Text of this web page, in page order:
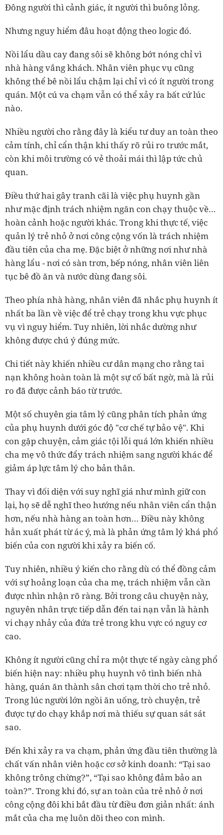
Đông người thì cảnh giác, ít người thì buông lỏng.
Nhưng nguy hiểm đâu hoạt động theo logic đó.
Nồi lẩu dầu cay đang sôi sẽ không bớt nóng chỉ vì
nhà hàng vắng khách. Nhân viên phục vụ cũng
không thể bê nồi lẩu chậm lại chỉ vì có ít người trong
quán. Một cú va chạm vẫn có thể xảy ra bất cứ lúc
nào.
Nhiều người cho rằng đây là kiểu tư duy an toàn theo
cảm tính, chỉ cẩn thận khi thấy rõ rủi ro trước mắt,
còn khi môi trường có vẻ thoải mái thì lập tức chủ
quan.
Điều thứ hai gây tranh cãi là việc phụ huynh gần
như mặc định trách nhiệm ngăn con chạy thuộc về…
hoàn cảnh hoặc người khác. Trong khi thực tế, việc
quản lý trẻ nhỏ ở nơi công cộng vốn là trách nhiệm
đầu tiên của cha mẹ. Đặc biệt ở những nơi như nhà
hàng lẩu - nơi có sàn trơn, bếp nóng, nhân viên liên
tục bê đồ ăn và nước dùng đang sôi.
Theo phía nhà hàng, nhân viên đã nhắc phụ huynh ít
nhất ba lần về việc để trẻ chạy trong khu vực phục
vụ vì nguy hiểm. Tuy nhiên, lời nhắc dường như
không được chú ý đúng mức.
Chi tiết này khiến nhiều cư dân mạng cho rằng tai
nạn không hoàn toàn là một sự cố bất ngờ, mà là rủi
ro đã được cảnh báo từ trước.
Một số chuyên gia tâm lý cũng phân tích phản ứng
của phụ huynh dưới góc độ "cơ chế tự bảo vệ". Khi
con gặp chuyện, cảm giác tội lỗi quá lớn khiến nhiều
cha mẹ vô thức đẩy trách nhiệm sang người khác để
giảm áp lực tâm lý cho bản thân.
Thay vì đối diện với suy nghĩ giá như mình giữ con
lại, họ sẽ dễ nghĩ theo hướng nếu nhân viên cẩn thận
hơn, nếu nhà hàng an toàn hơn… Điều này không
hẳn xuất phát từ ác ý, mà là phản ứng tâm lý khá phổ
biến của con người khi xảy ra biến cố.
Tuy nhiên, nhiều ý kiến cho rằng dù có thể đồng cảm
với sự hoảng loạn của cha mẹ, trách nhiệm vẫn cần
được nhìn nhận rõ ràng. Bởi trong câu chuyện này,
nguyên nhân trực tiếp dẫn đến tai nạn vẫn là hành
vi chạy nhảy của đứa trẻ trong khu vực có nguy cơ
cao.
Không ít người cũng chỉ ra một thực tế ngày càng phổ
biến hiện nay: nhiều phụ huynh vô tình biến nhà
hàng, quán ăn thành sân chơi tạm thời cho trẻ nhỏ.
Trong lúc người lớn ngồi ăn uống, trò chuyện, trẻ
được tự do chạy khắp nơi mà thiếu sự quan sát sát
sao.
Đến khi xảy ra va chạm, phản ứng đầu tiên thường là
chất vấn nhân viên hoặc cơ sở kinh doanh: “Tại sao
không trông chừng?”, “Tại sao không đảm bảo an
toàn?”. Trong khi đó, sự an toàn của trẻ nhỏ ở nơi
công cộng đôi khi bắt đầu từ điều đơn giản nhất: ánh
mắt của cha mẹ luôn dõi theo con mình.